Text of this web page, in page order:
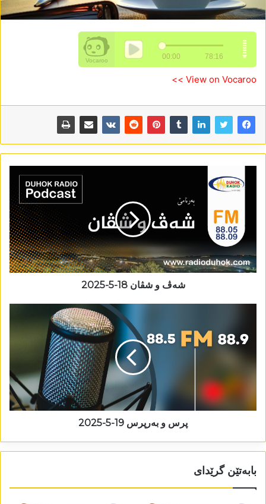
View on Vocaroo >>
شەڤ و شڤان 18-5-2025
پرس و بەرپرس 19-5-2025
بابەتێن گرێدای